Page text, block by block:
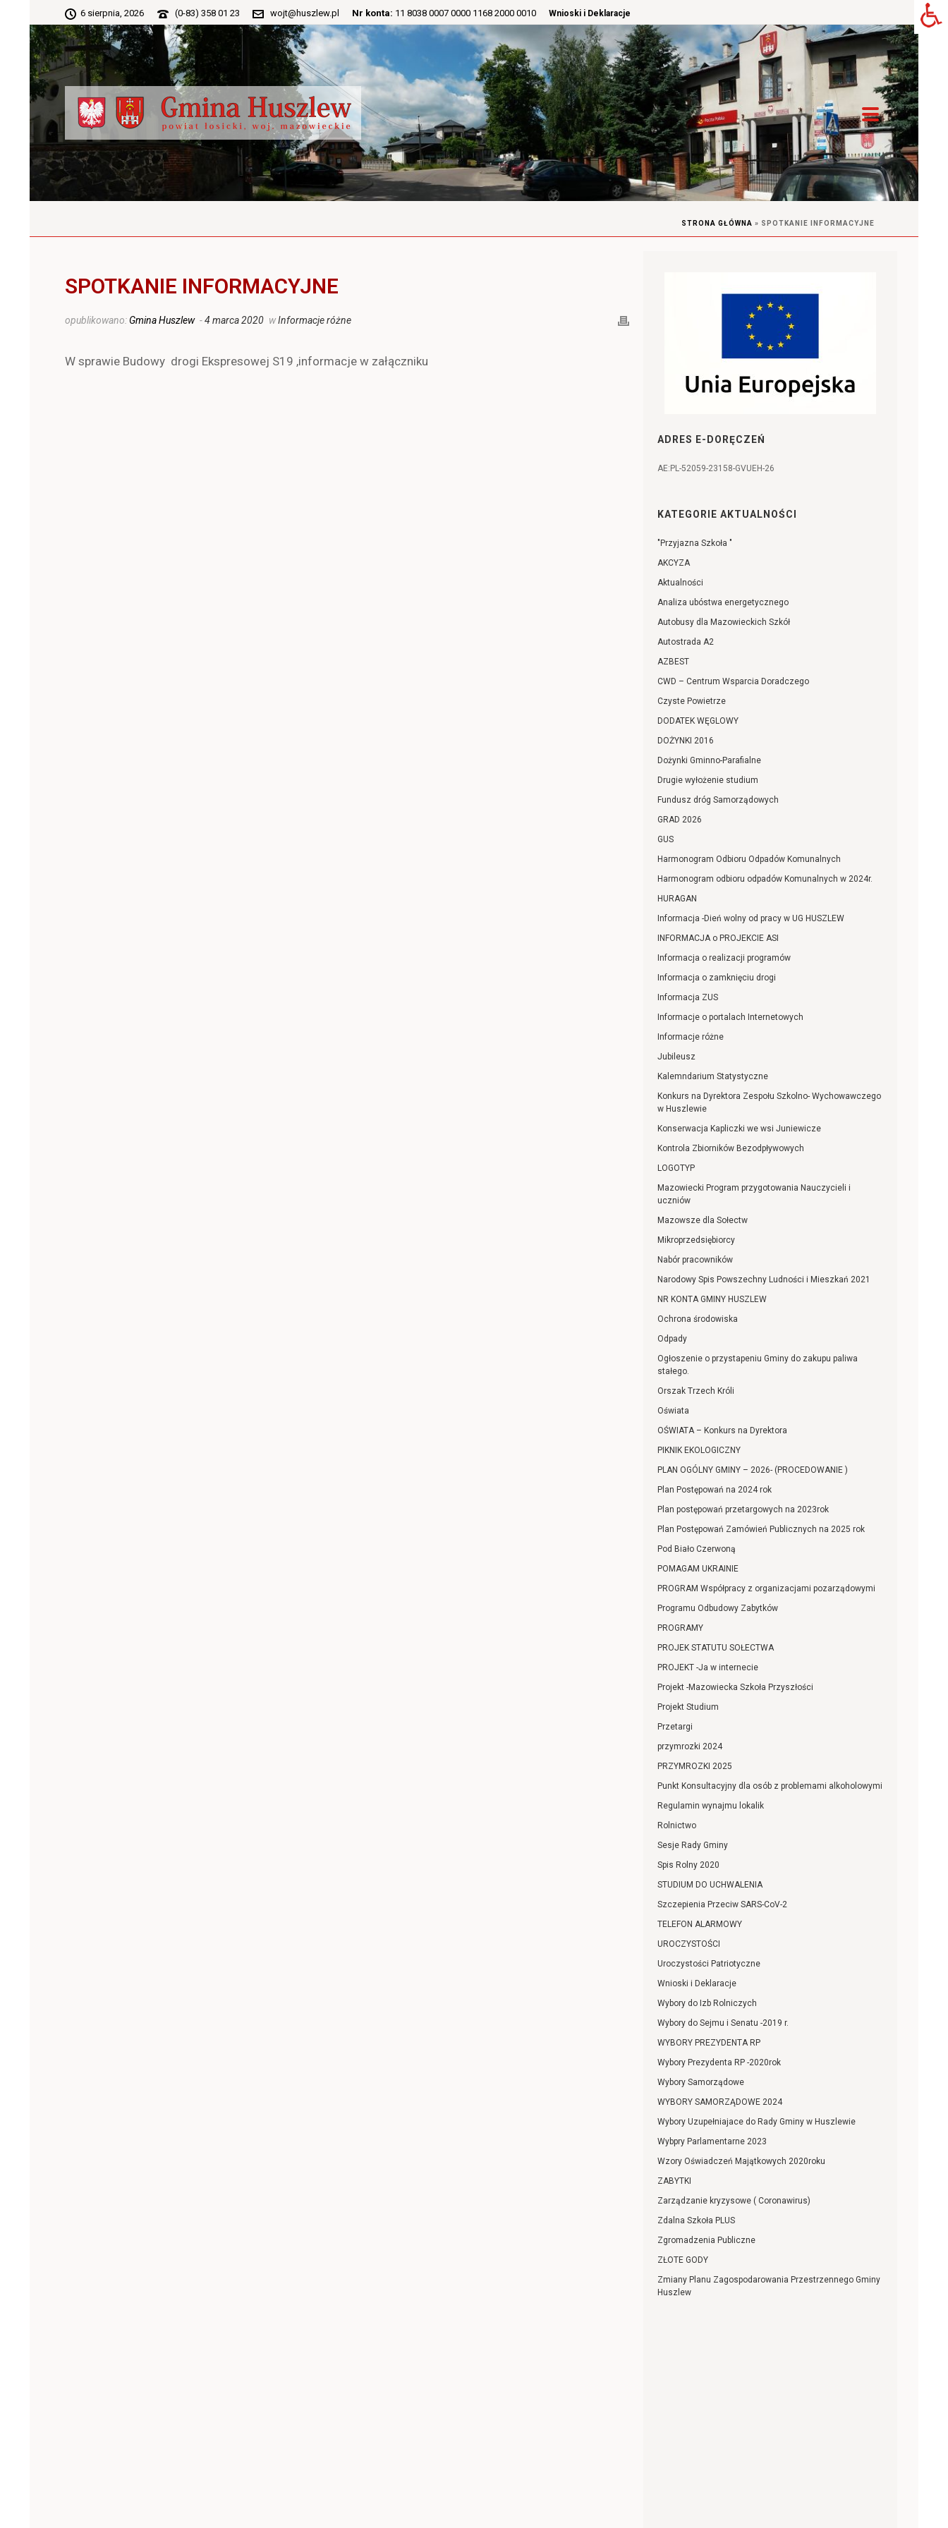
6 sierpnia, 2026 (0-83) 358 01 23 wojt@huszlew.pl Nr konta: 11 8038 0007 0000 1168 2000 0010 Wnioski i Deklaracje
STRONA GŁÓWNA » SPOTKANIE INFORMACYJNE
SPOTKANIE INFORMACYJNE
opublikowano: Gmina Huszlew -4 marca 2020 wInformacje różne
W sprawie Budowy drogi Ekspresowej S19 ,informacje w załączniku
ADRES E-DORĘCZEŃ
AE:PL-52059-23158-GVUEH-26
KATEGORIE AKTUALNOŚCI
"Przyjazna Szkoła "
AKCYZA
Aktualności
Analiza ubóstwa energetycznego
Autobusy dla Mazowieckich Szkół
Autostrada A2
AZBEST
CWD – Centrum Wsparcia Doradczego
Czyste Powietrze
DODATEK WĘGLOWY
DOŻYNKI 2016
Dożynki Gminno-Parafialne
Drugie wyłożenie studium
Fundusz dróg Samorządowych
GRAD 2026
GUS
Harmonogram Odbioru Odpadów Komunalnych
Harmonogram odbioru odpadów Komunalnych w 2024r.
HURAGAN
Informacja -Dień wolny od pracy w UG HUSZLEW
INFORMACJA o PROJEKCIE ASI
Informacja o realizacji programów
Informacja o zamknięciu drogi
Informacja ZUS
Informacje o portalach Internetowych
Informacje różne
Jubileusz
Kalemndarium Statystyczne
Konkurs na Dyrektora Zespołu Szkolno- Wychowawczego
w Huszlewie
Konserwacja Kapliczki we wsi Juniewicze
Kontrola Zbiorników Bezodpływowych
LOGOTYP
Mazowiecki Program przygotowania Nauczycieli i
uczniów
Mazowsze dla Sołectw
Mikroprzedsiębiorcy
Nabór pracowników
Narodowy Spis Powszechny Ludności i Mieszkań 2021
NR KONTA GMINY HUSZLEW
Ochrona środowiska
Odpady
Ogłoszenie o przystapeniu Gminy do zakupu paliwa
stałego.
Orszak Trzech Króli
Oświata
OŚWIATA – Konkurs na Dyrektora
PIKNIK EKOLOGICZNY
PLAN OGÓLNY GMINY – 2026- (PROCEDOWANIE )
Plan Postępowań na 2024 rok
Plan postępowań przetargowych na 2023rok
Plan Postępowań Zamówień Publicznych na 2025 rok
Pod Biało Czerwoną
POMAGAM UKRAINIE
PROGRAM Współpracy z organizacjami pozarządowymi
Programu Odbudowy Zabytków
PROGRAMY
PROJEK STATUTU SOŁECTWA
PROJEKT -Ja w internecie
Projekt -Mazowiecka Szkoła Przyszłości
Projekt Studium
Przetargi
przymrozki 2024
PRZYMROZKI 2025
Punkt Konsultacyjny dla osób z problemami alkoholowymi
Regulamin wynajmu lokalik
Rolnictwo
Sesje Rady Gminy
Spis Rolny 2020
STUDIUM DO UCHWALENIA
Szczepienia Przeciw SARS-CoV-2
TELEFON ALARMOWY
UROCZYSTOŚCI
Uroczystości Patriotyczne
Wnioski i Deklaracje
Wybory do Izb Rolniczych
Wybory do Sejmu i Senatu -2019 r.
WYBORY PREZYDENTA RP
Wybory Prezydenta RP -2020rok
Wybory Samorządowe
WYBORY SAMORZĄDOWE 2024
Wybory Uzupełniajace do Rady Gminy w Huszlewie
Wybpry Parlamentarne 2023
Wzory Oświadczeń Majątkowych 2020roku
ZABYTKI
Zarządzanie kryzysowe ( Coronawirus)
Zdalna Szkoła PLUS
Zgromadzenia Publiczne
ZŁOTE GODY
Zmiany Planu Zagospodarowania Przestrzennego Gminy
Huszlew